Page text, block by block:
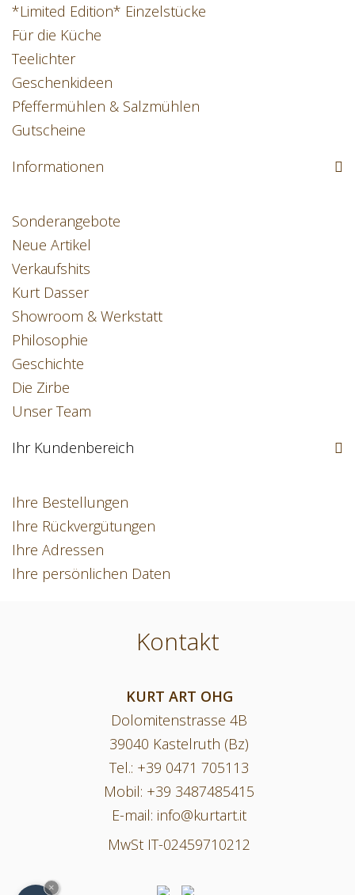
*Limited Edition* Einzelstücke
Für die Küche
Teelichter
Geschenkideen
Pfeffermühlen & Salzmühlen
Gutscheine
Informationen
Sonderangebote
Neue Artikel
Verkaufshits
Kurt Dasser
Showroom & Werkstatt
Philosophie
Geschichte
Die Zirbe
Unser Team
Ihr Kundenbereich
Ihre Bestellungen
Ihre Rückvergütungen
Ihre Adressen
Ihre persönlichen Daten
Kontakt
KURT ART OHG
Dolomitenstrasse 4B
39040 Kastelruth (Bz)
Tel.: +39 0471 705113
Mobil: +39 3487485415
E-mail: info@kurtart.it
MwSt IT-02459710212
×